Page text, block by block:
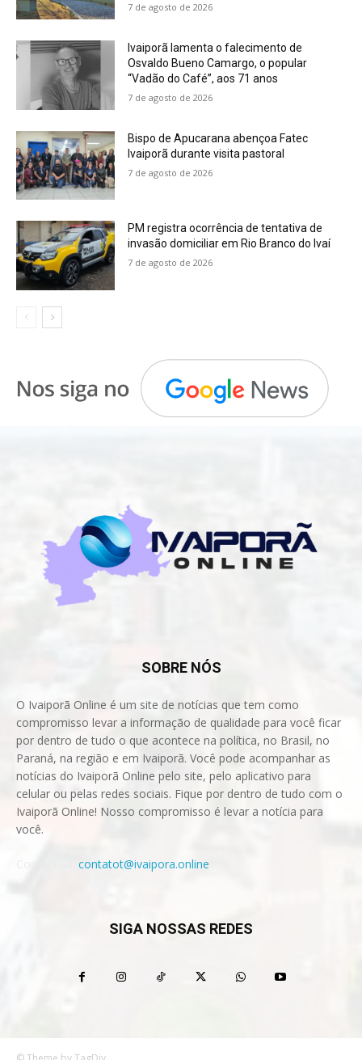
7 de agosto de 2026
Ivaiporã lamenta o falecimento de
Osvaldo Bueno Camargo, o popular
“Vadão do Café”, aos 71 anos
7 de agosto de 2026
Bispo de Apucarana abençoa Fatec
Ivaiporã durante visita pastoral
7 de agosto de 2026
PM registra ocorrência de tentativa de
invasão domiciliar em Rio Branco do Ivaí
7 de agosto de 2026
SOBRE NÓS
O Ivaiporã Online é um site de notícias que tem como
compromisso levar a informação de qualidade para você ficar
por dentro de tudo o que acontece na política, no Brasil, no
Paraná, na região e em Ivaiporã. Você pode acompanhar as
notícias do Ivaiporã Online pelo site, pelo aplicativo para
celular ou pelas redes sociais. Fique por dentro de tudo com o
Ivaiporã Online! Nosso compromisso é levar a notícia para
você.
contatot@ivaipora.online
SIGA NOSSAS REDES